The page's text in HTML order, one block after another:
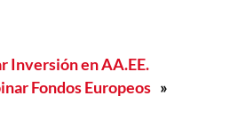
Inversión en AA.EE.
Fondos Europeos »